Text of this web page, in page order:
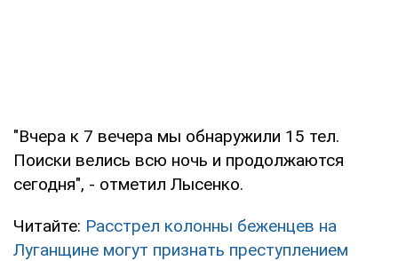
"Вчера к 7 вечера мы обнаружили 15 тел.
Поиски велись всю ночь и продолжаются
сегодня", - отметил Лысенко.
Читайте: Расстрел колонны беженцев на
Луганщине могут признать преступлением